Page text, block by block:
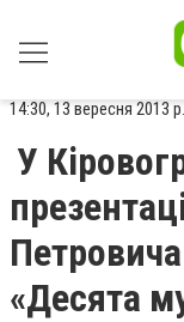
14:30, 13 вересня 2013 р.
У
«Десята